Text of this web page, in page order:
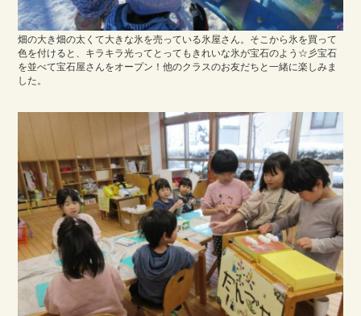
畑の大き畑の太くて大きな氷を売っている氷屋さん。そこから氷を買って
色を付けると、キラキラ光ってとってもきれいな氷が宝石のよう☆彡宝石
を並べて宝石屋さんをオープン！他のクラスのお友だちと一緒に楽しみま
した。